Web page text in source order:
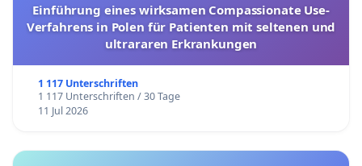
Einführung eines wirksamen Compassionate Use-
Verfahrens in Polen für Patienten mit seltenen und
ultrararen Erkrankungen
1 117 Unterschriften
1 117 Unterschriften / 30 Tage
11 Jul 2026